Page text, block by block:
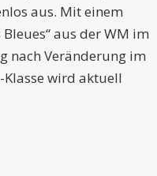
aus. Mit einem
aus der WM im
nach Veränderung im
Klasse wird aktuell